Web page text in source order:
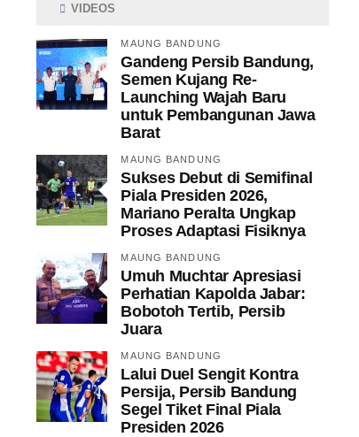
VIDEOS
MAUNG BANDUNG
Gandeng Persib Bandung,
Semen Kujang Re-
Launching Wajah Baru
untuk Pembangunan Jawa
Barat
MAUNG BANDUNG
Sukses Debut di Semifinal
Piala Presiden 2026,
Mariano Peralta Ungkap
Proses Adaptasi Fisiknya
MAUNG BANDUNG
Umuh Muchtar Apresiasi
Perhatian Kapolda Jabar:
Bobotoh Tertib, Persib
Juara
MAUNG BANDUNG
Lalui Duel Sengit Kontra
Persija, Persib Bandung
Segel Tiket Final Piala
Presiden 2026